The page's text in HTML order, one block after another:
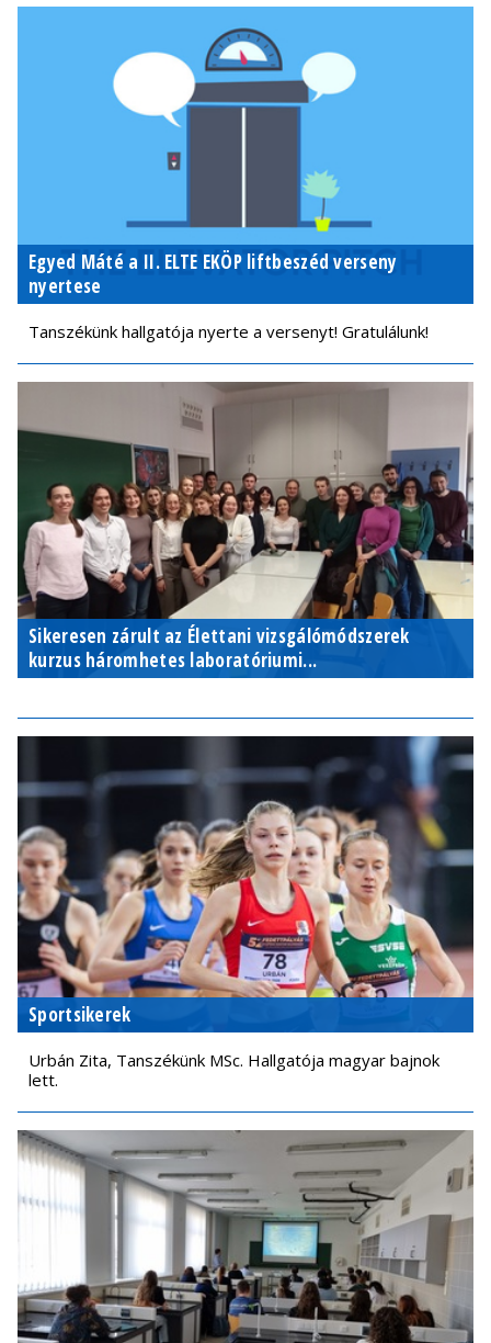
Egyed Máté a II. ELTE EKÖP liftbeszéd verseny
nyertese
Tanszékünk hallgatója nyerte a versenyt! Gratulálunk!
Sikeresen zárult az Élettani vizsgálómódszerek
kurzus háromhetes laboratóriumi...
Sportsikerek
Urbán Zita, Tanszékünk MSc. Hallgatója magyar bajnok
lett.